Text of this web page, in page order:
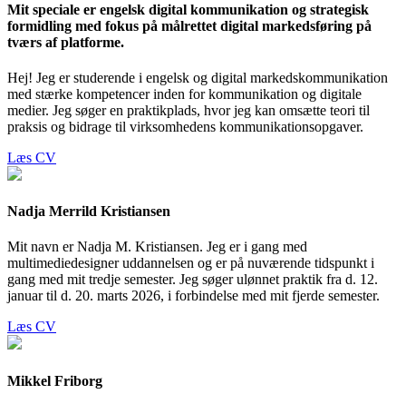
Mit speciale er engelsk digital kommunikation og strategisk
formidling med fokus på målrettet digital markedsføring på
tværs af platforme.
Hej! Jeg er studerende i engelsk og digital markedskommunikation
med stærke kompetencer inden for kommunikation og digitale
medier. Jeg søger en praktikplads, hvor jeg kan omsætte teori til
praksis og bidrage til virksomhedens kommunikationsopgaver.
Læs CV
Nadja Merrild Kristiansen
Mit navn er Nadja M. Kristiansen. Jeg er i gang med
multimediedesigner uddannelsen og er på nuværende tidspunkt i
gang med mit tredje semester. Jeg søger ulønnet praktik fra d. 12.
januar til d. 20. marts 2026, i forbindelse med mit fjerde semester.
Læs CV
Mikkel Friborg